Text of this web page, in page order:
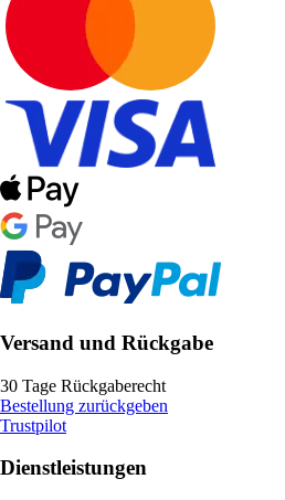
Versand und Rückgabe
30 Tage Rückgaberecht
Bestellung zurückgeben
Trustpilot
Dienstleistungen